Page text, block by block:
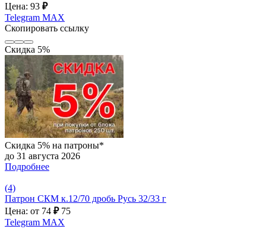
Цена: 93 ₽
Telegram MAX
Скопировать ссылку
Скидка 5%
Скидка 5% на патроны*
до 31 августа 2026
Подробнее
(4)
Патрон СКМ к.12/70 дробь Русь 32/33 г
Цена: от 74 ₽ 75
Telegram MAX